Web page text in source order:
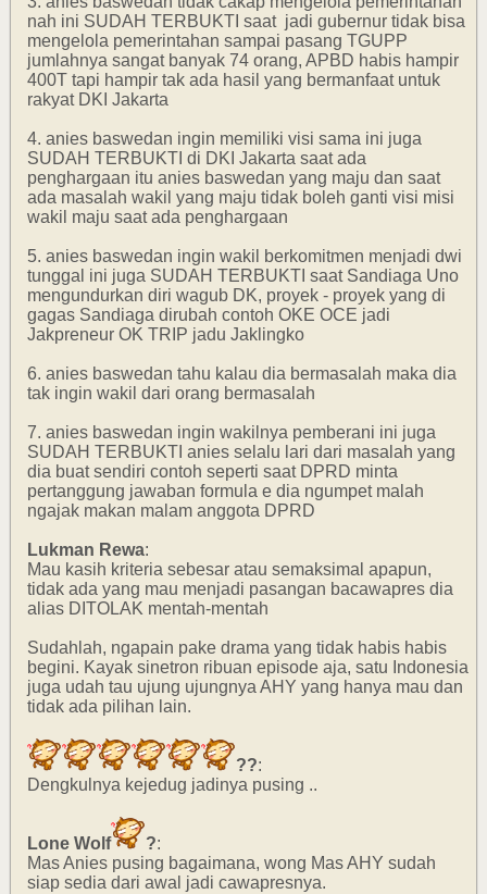
nah ini SUDAH TERBUKTI saat jadi gubernur tidak bisa
mengelola pemerintahan sampai pasang TGUPP
jumlahnya sangat banyak 74 orang, APBD habis hampir
400T tapi hampir tak ada hasil yang bermanfaat untuk
rakyat DKI Jakarta
4. anies baswedan ingin memiliki visi sama ini juga
SUDAH TERBUKTI di DKI Jakarta saat ada
penghargaan itu anies baswedan yang maju dan saat
ada masalah wakil yang maju tidak boleh ganti visi misi
wakil maju saat ada penghargaan
5. anies baswedan ingin wakil berkomitmen menjadi dwi
tunggal ini juga SUDAH TERBUKTI saat Sandiaga Uno
mengundurkan diri wagub DK, proyek - proyek yang di
gagas Sandiaga dirubah contoh OKE OCE jadi
Jakpreneur OK TRIP jadu Jaklingko
6. anies baswedan tahu kalau dia bermasalah maka dia
tak ingin wakil dari orang bermasalah
7. anies baswedan ingin wakilnya pemberani ini juga
SUDAH TERBUKTI anies selalu lari dari masalah yang
dia buat sendiri contoh seperti saat DPRD minta
pertanggung jawaban formula e dia ngumpet malah
ngajak makan malam anggota DPRD
Lukman Rewa:
Mau kasih kriteria sebesar atau semaksimal apapun,
tidak ada yang mau menjadi pasangan bacawapres dia
alias DITOLAK mentah-mentah
Sudahlah, ngapain pake drama yang tidak habis habis
begini. Kayak sinetron ribuan episode aja, satu Indonesia
juga udah tau ujung ujungnya AHY yang hanya mau dan
tidak ada pilihan lain.
??:
Dengkulnya kejedug jadinya pusing ..
Lone Wolf ?:
Mas Anies pusing bagaimana, wong Mas AHY sudah
siap sedia dari awal jadi cawapresnya.